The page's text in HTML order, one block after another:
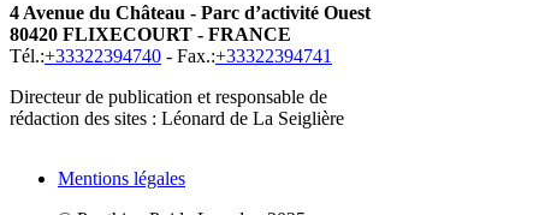
4 Avenue du Château - Parc d’activité Ouest
80420 FLIXECOURT - FRANCE
Tél.:+33322394740 - Fax.:+33322394741
Directeur de publication et responsable de
rédaction des sites : Léonard de La Seiglière
Pied
Mentions légales